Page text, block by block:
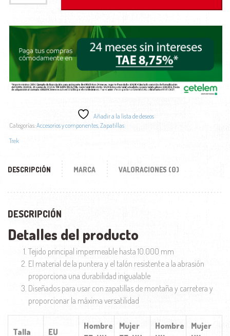
Añadir a la lista de deseos
Categorías:Accesorios y componentes, Zapatillas
Trek
DESCRIPCIÓN MARCA VALORACIONES (0)
DESCRIPCIÓN
Detalles del producto
Tejido principal impermeable hasta 10.000 mm
El material de la puntera y el talón resistente a la abrasión
proporciona una durabilidad inigualable
Diseñados para usar con zapatillas de montaña y carretera y
proporcionar la máxima versatilidad
Talla EU
Hombre
Mujer
Hombre
Mujer